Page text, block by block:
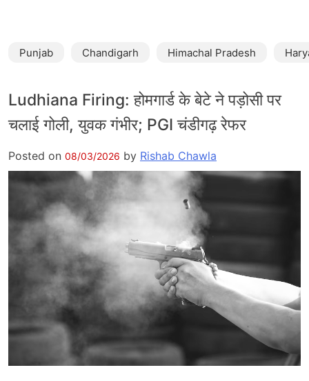
Punjab Chandigarh Himachal Pradesh
Ludhiana Firing: होमगार्ड के बेटे ने पड़ोसी पर
चलाई गोली, युवक गंभीर; PGI चंडीगढ़ रेफर
Posted on 08/03/2026 by Rishab Chawla